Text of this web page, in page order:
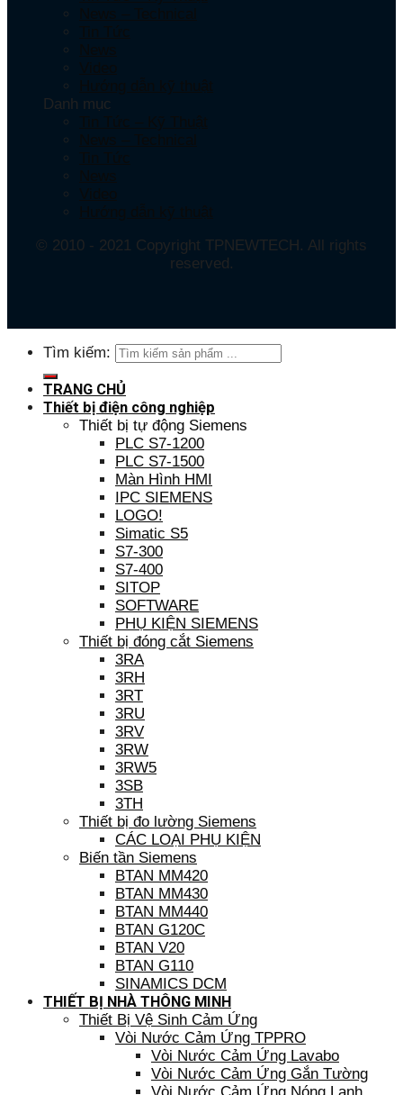
Danh mục
© 2010 - 2021 Copyright TPNEWTECH. All rights
reserved.
Tìm kiếm:
TRANG CHỦ
Thiết bị điện công nghiệp
Thiết bị tự động Siemens
PLC S7-1200
PLC S7-1500
Màn Hình HMI
IPC SIEMENS
LOGO!
Simatic S5
S7-300
S7-400
SITOP
SOFTWARE
PHỤ KIỆN SIEMENS
Thiết bị đóng cắt Siemens
3RA
3RH
3RT
3RU
3RV
3RW
3RW5
3SB
3TH
Thiết bị đo lường Siemens
CÁC LOẠI PHỤ KIỆN
Biến tần Siemens
BTAN MM420
BTAN MM430
BTAN MM440
BTAN G120C
BTAN V20
BTAN G110
SINAMICS DCM
THIẾT BỊ NHÀ THÔNG MINH
Thiết Bị Vệ Sinh Cảm Ứng
Vòi Nước Cảm Ứng TPPRO
Vòi Nước Cảm Ứng Lavabo
Vòi Nước Cảm Ứng Gắn Tường